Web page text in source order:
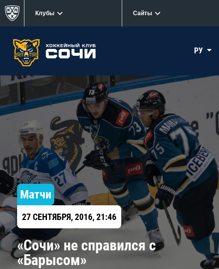
Клубы Сайты
РУ
Матчи
27 СЕНТЯБРЯ, 2016, 21:46
«Сочи» не справился с
«Барысом»